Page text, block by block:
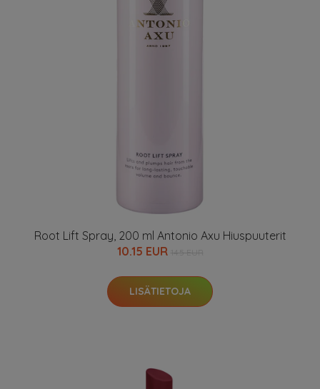
Root Lift Spray, 200 ml Antonio Axu Hiuspuuterit
10.15 EUR
LISÄTIETOJA